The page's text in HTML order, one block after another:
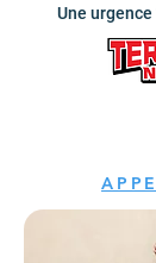
Une